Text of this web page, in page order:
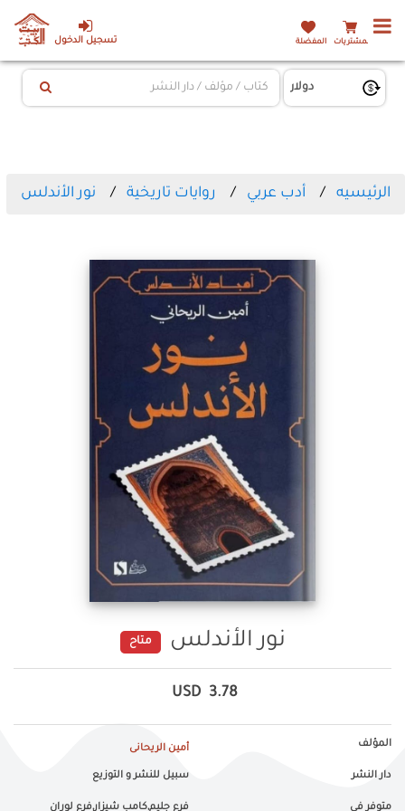
تسجيل الدخول المشتريات المفضلة
الرئيسيه أدب عربي روايات تاريخية نور الأندلس
نور الأندلس متاح
3.78
USD
المؤلف أمين الريحانى
دار النشر سبيل للنشر و التوزيع
متوفر في فرع جليم,كامب شيزار,فرع لوران